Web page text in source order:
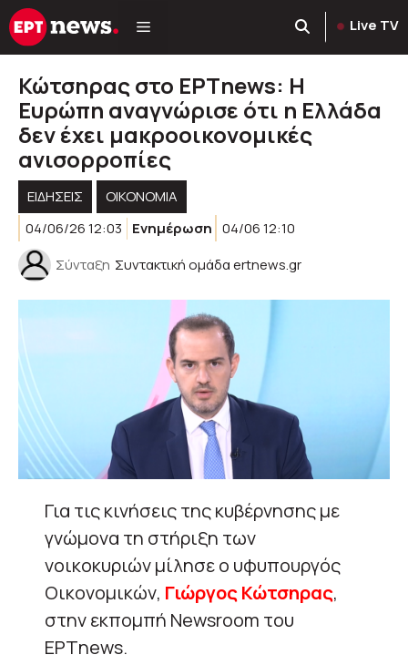
Μετάβαση
σε
Live TV
Κώτσηρας στο ΕΡΤnews: Η
Ευρώπη αναγνώρισε ότι η Ελλάδα
δεν έχει μακροοικονομικές
ανισορροπίες
ΕΙΔΗΣΕΙΣ
ΟΙΚΟΝΟΜΙΑ
04/06/26 12:03
Ενημέρωση 04/06 12:10
Σύνταξη Συντακτική ομάδα ertnews.gr
Για τις κινήσεις της κυβέρνησης με
γνώμονα τη στήριξη των
νοικοκυριών μίλησε ο υφυπουργός
Οικονομικών, Γιώργος Κώτσηρας,
στην εκπομπή Newsroom του
ΕΡΤnews.